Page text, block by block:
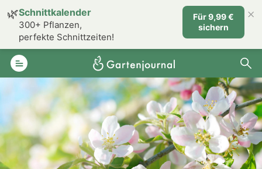
🌿Schnittkalender
300+ Pflanzen,
perfekte Schnittzeiten!
Für 9,99 €
sichern
×